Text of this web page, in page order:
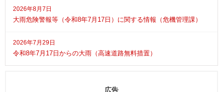
2026年8月7日
大雨危険警報等（令和8年7月17日）に関する情報（危機管理課）
2026年7月29日
令和8年7月17日からの大雨（高速道路無料措置）
広告